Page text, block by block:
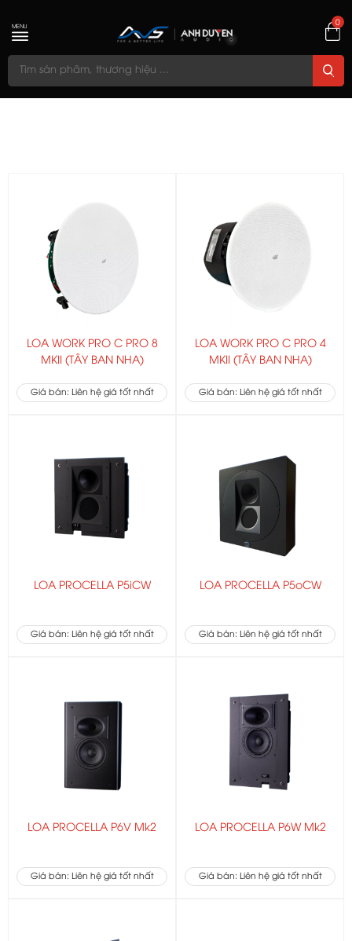
0
MENU
LOA WORK PRO C PRO 8
MKII (TÂY BAN NHA)
Giá bán: Liên hệ giá tốt nhất
LOA WORK PRO C PRO 4
MKII (TÂY BAN NHA)
Giá bán: Liên hệ giá tốt nhất
LOA PROCELLA P5iCW
Giá bán: Liên hệ giá tốt nhất
LOA PROCELLA P5oCW
Giá bán: Liên hệ giá tốt nhất
LOA PROCELLA P6V Mk2
Giá bán: Liên hệ giá tốt nhất
LOA PROCELLA P6W Mk2
Giá bán: Liên hệ giá tốt nhất